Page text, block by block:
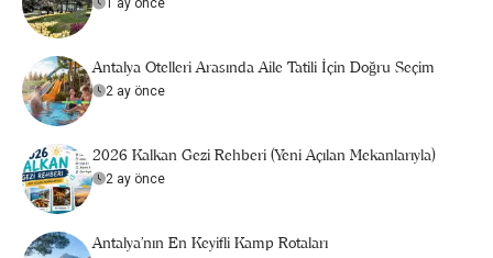
1 ay önce
Antalya Otelleri Arasında Aile Tatili İçin Doğru Seçim
2 ay önce
2026 Kalkan Gezi Rehberi (Yeni Açılan Mekanlarıyla)
2 ay önce
Antalya’nın En Keyifli Kamp Rotaları